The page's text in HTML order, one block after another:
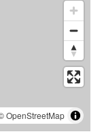
OpenStreetMap